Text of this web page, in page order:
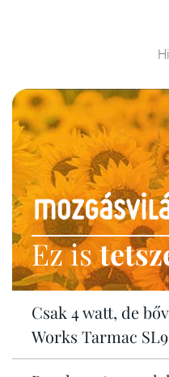
Ez is
Csak 4 watt, de
Works Tarmac SL9